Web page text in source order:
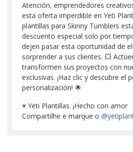
Atención, emprendedores
esta oferta imperdible en Yeti
plantillas para Skinny Tumblers
descuento especial solo por
dejen pasar esta oportunidad de
sorprender a sus clientes. 💥
transformen sus proyectos con
exclusivas. ¡Haz clic y descubre el
personalización! 🌟
♥ Yeti Plantillas. ¡Hecho con amor
Compartilhe e marque o